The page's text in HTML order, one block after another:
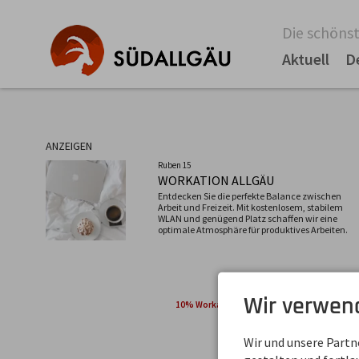
Die
Aktuell
ANZEIGEN
Ruben 15
WORKATION ALLGÄU
Entdecken Sie die perfekte Balance zwischen
Arbeit und Freizeit. Mit kostenlosem, stabilem
WLAN und genügend Platz schaffen wir eine
optimale Atmosphäre für produktives Arbeiten.
10% Workation-Vorteil JETZT BUCHEN
Wir
Wir und unsere